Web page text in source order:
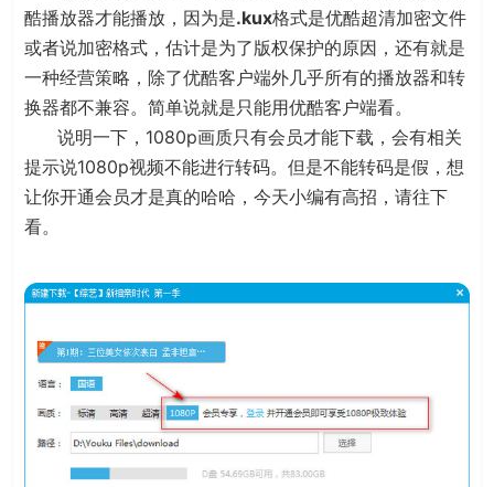
酷播放器才能播放，因为是.kux格式是优酷超清加密文件
或者说加密格式，估计是为了版权保护的原因，还有就是
一种经营策略，除了优酷客户端外几乎所有的播放器和转
换器都不兼容。简单说就是只能用优酷客户端看。
说明一下，1080p画质只有会员才能下载，会有相关
提示说1080p视频不能进行转码。但是不能转码是假，想
让你开通会员才是真的哈哈，今天小编有高招，请往下
看。